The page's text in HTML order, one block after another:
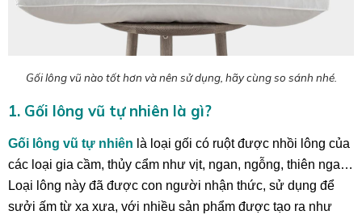
Gối lông vũ nào tốt hơn và nên sử dụng, hãy cùng so sánh nhé.
1. Gối lông vũ tự nhiên là gì?
Gối lông vũ tự nhiên là loại gối có ruột được nhồi lông của
các loại gia cầm, thủy cẩm như vịt, ngan, ngỗng, thiên nga…
Loại lông này đã được con người nhận thức, sử dụng để
sưởi ấm từ xa xưa, với nhiều sản phẩm được tạo ra như